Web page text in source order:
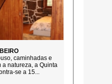
caminhadas e
a natureza, a Quinta
se a 15...